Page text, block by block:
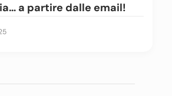
a partire dalle email!